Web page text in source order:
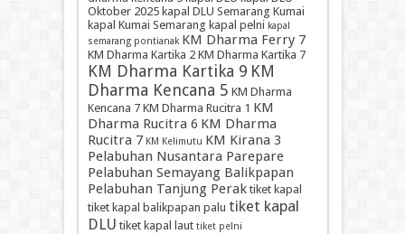
Oktober 2025 kapal DLU Semarang Kumai
kapal Kumai Semarang kapal pelni kapal
semarang pontianak KM Dharma Ferry 7
KM Dharma Kartika 2 KM Dharma Kartika 7
KM Dharma Kartika 9 KM
Dharma Kencana 5 KM Dharma
Kencana 7 KM Dharma Rucitra 1 KM
Dharma Rucitra 6 KM Dharma
Rucitra 7 KM Kelimutu KM Kirana 3
Pelabuhan Nusantara Parepare
Pelabuhan Semayang Balikpapan
Pelabuhan Tanjung Perak tiket kapal
tiket kapal balikpapan palu tiket kapal
DLU tiket kapal laut tiket pelni